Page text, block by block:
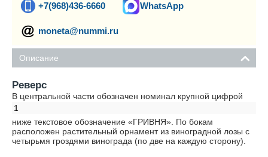
+7(968)436-6660 WhatsApp
moneta@nummi.ru
Описание
Реверс
В центральной части обозначен номинал крупной цифрой
1
ниже текстовое обозначение «ГРИВНЯ». По бокам
расположен растительный орнамент из виноградной лозы с
четырьмя гроздями винограда (по две на каждую сторону).